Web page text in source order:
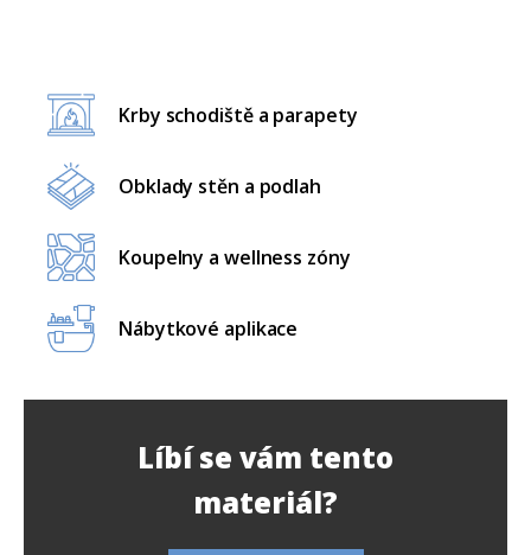
Krby schodiště a parapety
Obklady stěn a podlah
Koupelny a wellness zóny
Nábytkové aplikace
Líbí se vám tento
materiál?